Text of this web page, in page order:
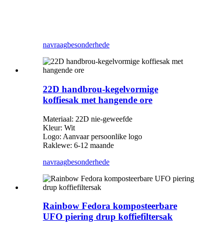
navraagbesonderhede
22D handbrou-kegelvormige
koffiesak met hangende ore
Materiaal: 22D nie-geweefde
Kleur: Wit
Logo: Aanvaar persoonlike logo
Raklewe: 6-12 maande
navraagbesonderhede
Rainbow Fedora komposteerbare
UFO piering drup koffiefiltersak